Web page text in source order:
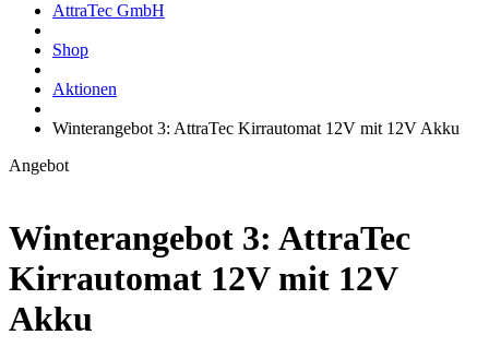
AttraTec GmbH
Shop
Aktionen
Winterangebot 3: AttraTec Kirrautomat 12V mit 12V Akku
Angebot
Winterangebot 3: AttraTec
Kirrautomat 12V mit 12V
Akku